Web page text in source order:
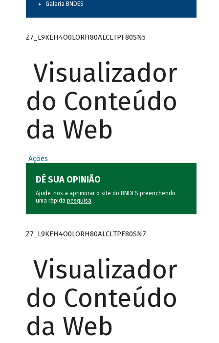
Galeria BNDES
Z7_L9KEH4O0LORH80ALCLTPF80SN5
Visualizador
do Conteúdo
da Web
Ações
DÊ SUA OPINIÃO
Ajude-nos a aprimorar o site do BNDES preenchendo
uma rápida pesquisa.
Z7_L9KEH4O0LORH80ALCLTPF80SN7
Visualizador
do Conteúdo
da Web